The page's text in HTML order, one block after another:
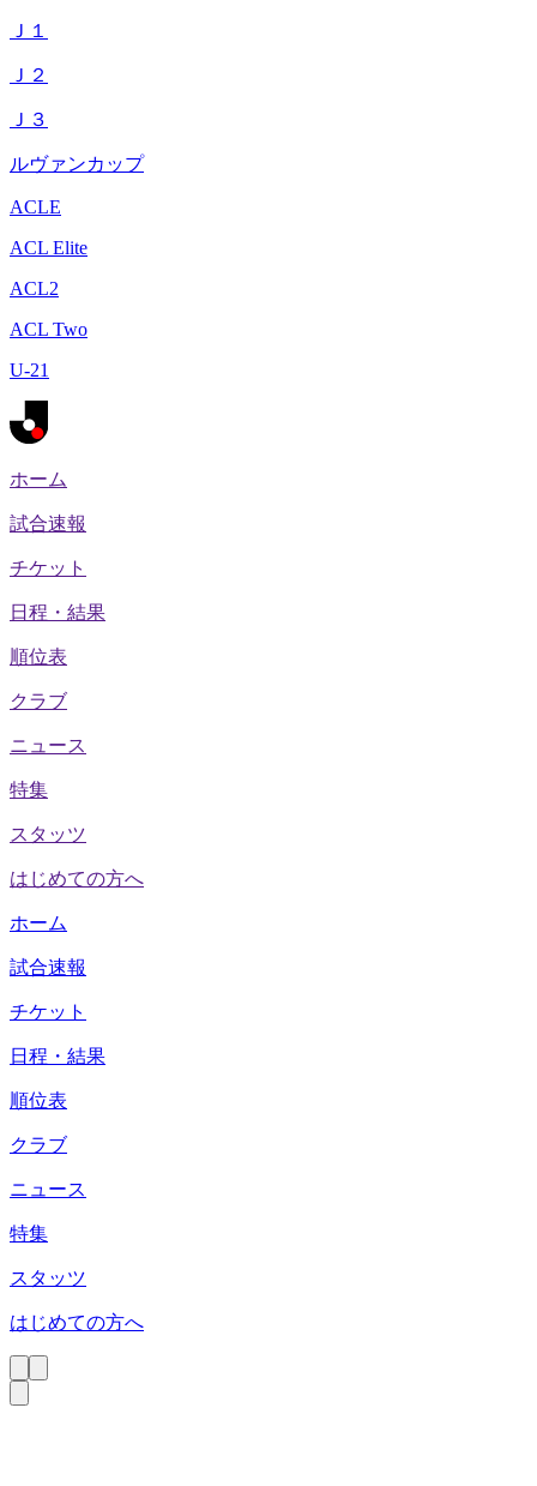
Ｊ１
Ｊ２
Ｊ３
ルヴァンカップ
ACLE
ACL Elite
ACL2
ACL Two
U-21
ホーム
試合速報
チケット
日程・結果
順位表
クラブ
ニュース
特集
スタッツ
はじめての方へ
ホーム
試合速報
チケット
日程・結果
順位表
クラブ
ニュース
特集
スタッツ
はじめての方へ